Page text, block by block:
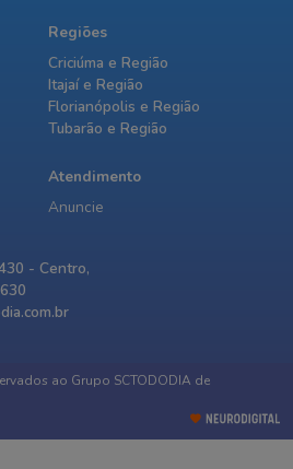
Regiões
Criciúma e Região
Itajaí e Região
Florianópolis e Região
Tubarão e Região
Atendimento
Anuncie
- Centro,
ao Grupo SCTODODIA de